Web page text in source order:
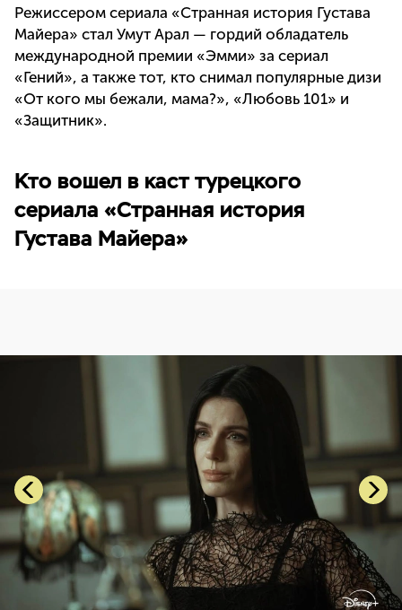
Режиссером сериала «Странная история Густава
Майера» стал Умут Арал — гордий обладатель
международной премии «Эмми» за сериал
«Гений», а также тот, кто снимал популярные дизи
«От кого мы бежали, мама?», «Любовь 101» и
«Защитник».
Кто вошел в каст турецкого
сериала «Странная история
Густава Майера»